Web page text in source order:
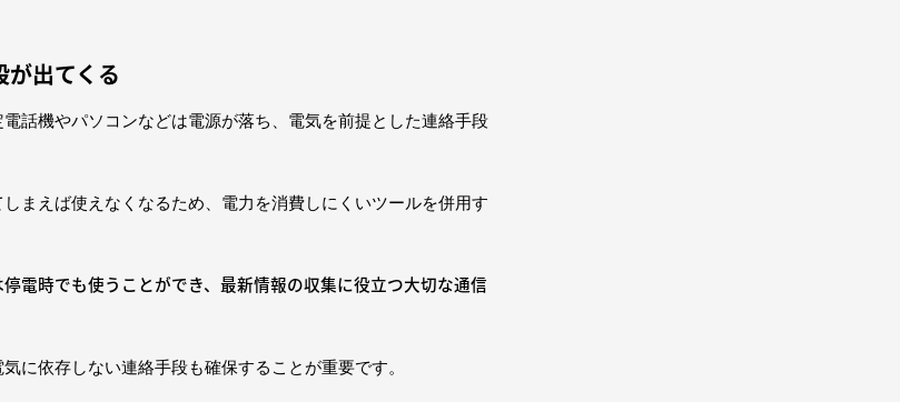
出てくる
話機やパソコンなどは電源が落ち、電気を前提とした連絡手段
まえば使えなくなるため、電力を消費しにくいツールを併用す
電時でも使うことができ、最新情報の収集に役立つ大切な通信
に依存しない連絡手段も確保することが重要です。